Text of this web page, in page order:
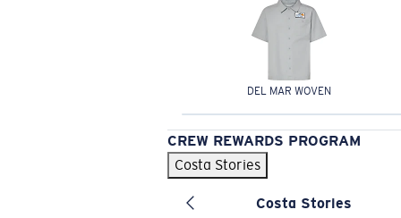
DEL MAR WOVEN
CREW REWARDS PROGRAM
Costa Stories
Costa Stories